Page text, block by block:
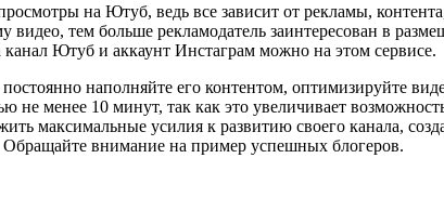
на Ютуб, ведь все зависит от рекламы,
тем больше рекламодатель заинтересован в
Ютуб и аккаунт Инстаграм можно на этом сервисе.
наполняйте его контентом, оптимизируйте
менее 10 минут, так как это увеличивает
максимальные усилия к развитию своего канала,
Обращайте внимание на пример успешных блогеров.